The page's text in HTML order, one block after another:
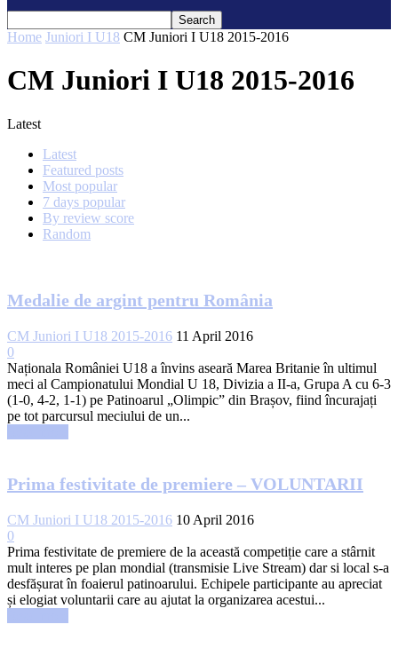
Home Juniori I U18 CM Juniori I U18 2015-2016
CM Juniori I U18 2015-2016
Latest
Latest
Featured posts
Most popular
7 days popular
By review score
Random
Medalie de argint pentru România
CM Juniori I U18 2015-2016 11 April 2016
0
Naționala României U18 a învins aseară Marea Britanie în ultimul
meci al Campionatului Mondial U 18, Divizia a II-a, Grupa A cu 6-3
(1-0, 4-2, 1-1) pe Patinoarul „Olimpic” din Brașov, fiind încurajați
pe tot parcursul meciului de un...
Prima festivitate de premiere – VOLUNTARII
CM Juniori I U18 2015-2016 10 April 2016
0
Prima festivitate de premiere de la această competiție care a stârnit
mult interes pe plan mondial (transmisie Live Stream) dar si local s-a
desfășurat în foaierul patinoarului. Echipele participante au apreciat
și elogiat voluntarii care au ajutat la organizarea acestui...